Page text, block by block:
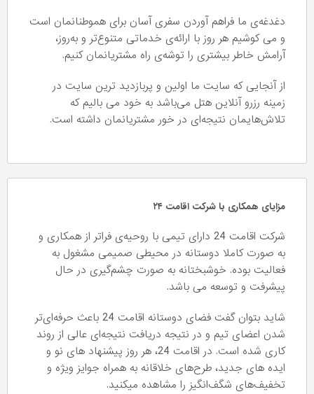
دغدغه‌ی ما فراهم آوردن سفری آسان برای هموطنانمان است
و می کوشیم هر روز با ارائه‌ی خدماتی متنوع‌تر و به‌روز،
آرامش خاطر بیشتری را توشه‌ی راه مشتریانمان کنیم.
از آنجایی که سایت ما اولین و پربازدید ترین سایت در
زمینه رزرو آنلاین هتل می‌باشد به خود می ‌بالیم که
تلاش‌هایمان نتیجه‌ای در خور مشتریانمان داشته است.
مزایای همکاری با شرکت اقامت ۲۴
شرکت اقامت 24 دارای تیمی با روحیه‌ی فراتر از همکاری و
به صورت کاملا دوستانه در محیطی صمیمی مشغول به
فعالیت بوده. خوشبختانه به صورت چشم‌گیری در حال
پیشرفت و توسعه می باشد.
شاید بتوان گفت فضای دوستانه اقامت 24 باعث حرفه‌ای‌تر
شدن اعضای تیم و در نتیجه دریافت نتیجه‌‌ای عالی از روند
کاری شده است. در اقامت 24، هر روز پیشنهاد های نو و
ایده های جدید، طرح‌های خلاقانه به همراه جوایز ویژه و
تخفیف‌های شگف‌انگیز را مشاهده میکنید.